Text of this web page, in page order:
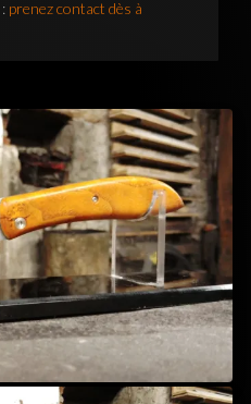
: prenez contact dès à